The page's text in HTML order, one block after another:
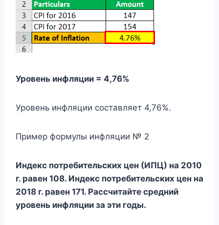
Уровень инфляции = 4,76%
Уровень инфляции составляет 4,76%.
Пример формулы инфляции № 2
Индекс потребительских цен (ИПЦ) на 2010
г. равен 108. Индекс потребительских цен на
2018 г. равен 171. Рассчитайте средний
уровень инфляции за эти годы.